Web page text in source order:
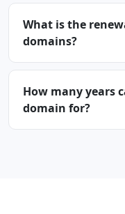
What is the
domains?
How many years
domain for?